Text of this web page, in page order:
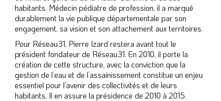
habitants. Médecin pédiatre de profession, il a marqué
durablement la vie publique départementale par son
engagement, sa vision et son attachement aux territoires.
Pour Réseau31, Pierre Izard restera avant tout le
président fondateur de Réseau31. En 2010, il porte la
création de cette structure, avec la conviction que la
gestion de l’eau et de l’assainissement constitue un enjeu
essentiel pour l’avenir des collectivités et de leurs
habitants. Il en assure la présidence de 2010 à 2015.